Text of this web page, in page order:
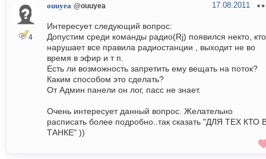
4
ouuyea @ouuyea 17.08.2011
Интересует следующий вопрос:
Допустим среди команды радио(Rj) появился некто, кто
нарушает все правила радиостанции , выходит не во
время в эфир и т п.
Есть ли возможность запретить ему вещать на поток?
Каким способом это сделать?
От Админ панели он лог, пасс не знает.
Очень интересует данный вопрос. Желательно
расписать более подробно..так сказать "ДЛЯ ТЕХ КТО
ТАНКЕ" ))